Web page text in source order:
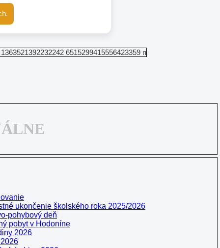
ukončenie školského roka 2025/2026
pohybový deň
pobyt v Hodoníne
2026